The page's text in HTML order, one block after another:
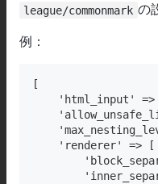
league/commonmark の
例：
[
'html_input' =>
    'renderer' => [